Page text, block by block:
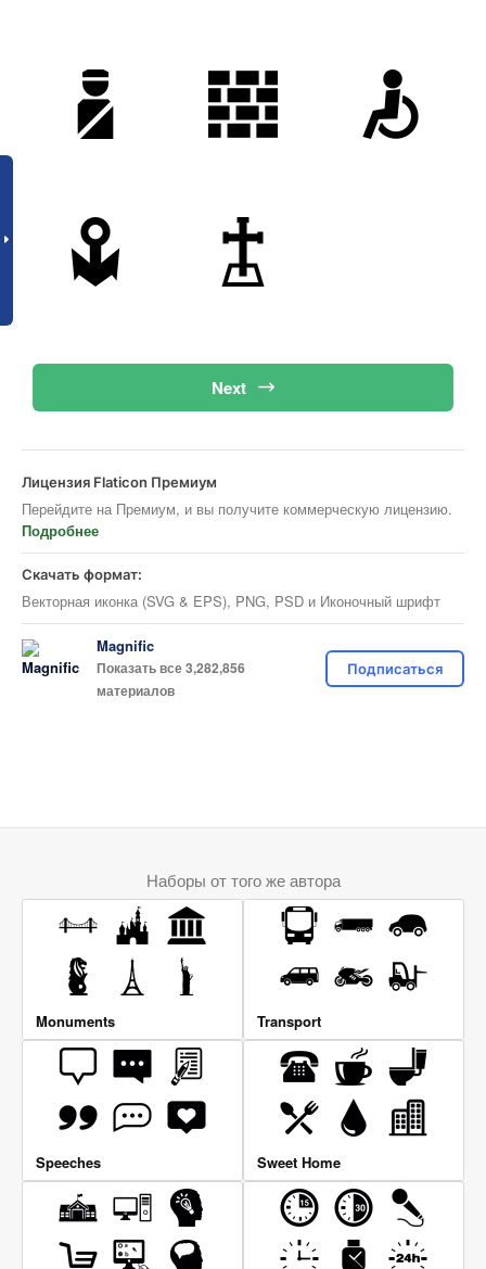
Next
Лицензия Flaticon Премиум
Перейдите на Премиум, и вы получите коммерческую лицензию.
Подробнее
Скачать формат:
Векторная иконка (SVG & EPS), PNG, PSD и Иконочный шрифт
Magnific
Показать все 3,282,856
материалов
Подписаться
Наборы от того же автора
Monuments Transport
Speeches Sweet Home